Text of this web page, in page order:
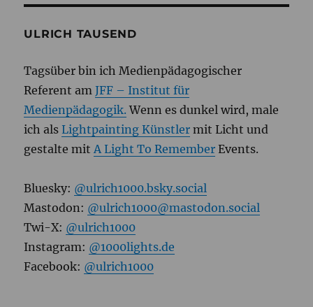
Beiträge
SEIT E
ULRICH TAUSEND
Tagsüber bin ich Medienpädagogischer
Referent amJFF – Institut für
Medienpädagogik. Wenn es dunkel wird, male
ich alsLightpainting Künstler mit Licht und
gestalte mit A Light To Remember Events.
Bluesky: @ulrich1000.bsky.social
Mastodon: @ulrich1000@mastodon.social
Twi-X: @ulrich1000
Instagram: @1000lights.de
Facebook: @ulrich1000